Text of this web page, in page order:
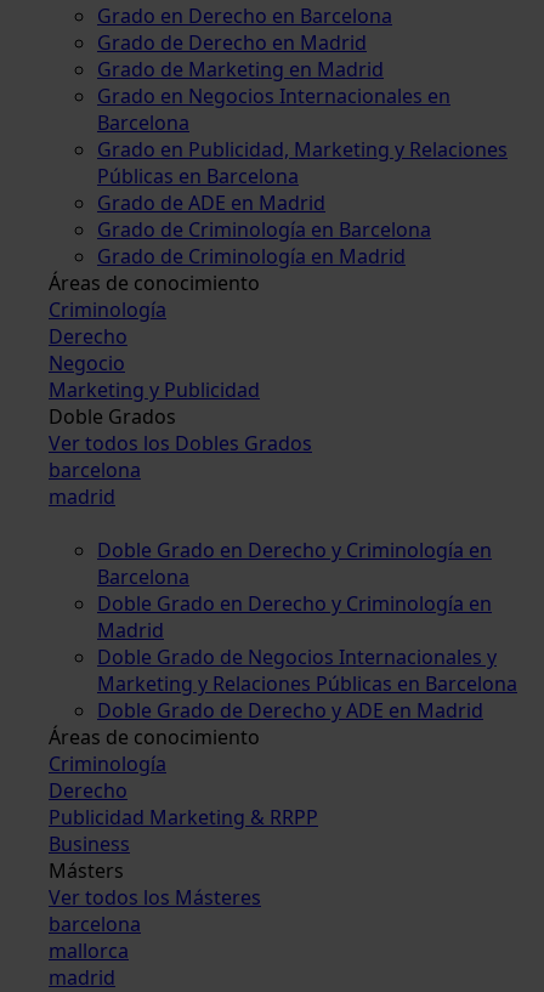
Grado en Derecho en Barcelona
Grado de Derecho en Madrid
Grado de Marketing en Madrid
Grado en Negocios Internacionales en
Barcelona
Grado en Publicidad, Marketing y Relaciones
Públicas en Barcelona
Grado de ADE en Madrid
Grado de Criminología en Barcelona
Grado de Criminología en Madrid
Áreas de conocimiento
Criminología
Derecho
Negocio
Marketing y Publicidad
Doble Grados
Ver todos los Dobles Grados
barcelona
madrid
Doble Grado en Derecho y Criminología en
Barcelona
Doble Grado en Derecho y Criminología en
Madrid
Doble Grado de Negocios Internacionales y
Marketing y Relaciones Públicas en Barcelona
Doble Grado de Derecho y ADE en Madrid
Áreas de conocimiento
Criminología
Derecho
Publicidad Marketing & RRPP
Business
Másters
Ver todos los Másteres
barcelona
mallorca
madrid